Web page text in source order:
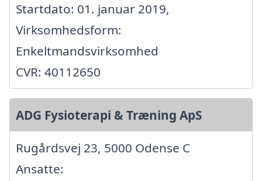
Startdato: 01. januar 2019,
Virksomhedsform:
Enkeltmandsvirksomhed
CVR: 40112650
ADG Fysioterapi & Træning ApS
Rugårdsvej 23, 5000 Odense C
Ansatte: